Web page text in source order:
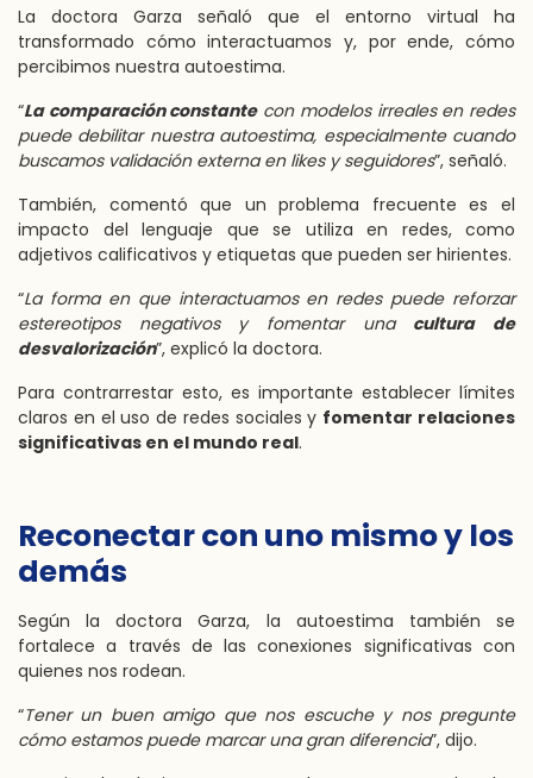
La doctora Garza señaló que el entorno virtual ha
transformado cómo interactuamos y, por ende, cómo
percibimos nuestra autoestima.
“La comparación constantecon modelos irreales en redes
puede debilitar nuestra autoestima, especialmente cuando
buscamos validación externa en likes y seguidores”, señaló.
También, comentó que un problema frecuente es el
impacto del lenguaje que se utiliza en redes, como
adjetivos calificativos y etiquetas que pueden ser hirientes.
“La forma en que interactuamos en redes puede reforzar
estereotipos negativos y fomentar una cultura de
desvalorización”, explicó la doctora.
Para contrarrestar esto, es importante establecer límites
claros en el uso de redes sociales y fomentar relaciones
significativas en el mundo real.
Reconectar con uno mismo y los
demás
Según la doctora Garza, la autoestima también se
fortalece a través de las conexiones significativas con
quienes nos rodean.
“Tener un buen amigo que nos escuche y nos pregunte
cómo estamos puede marcar una gran diferencia”, dijo.